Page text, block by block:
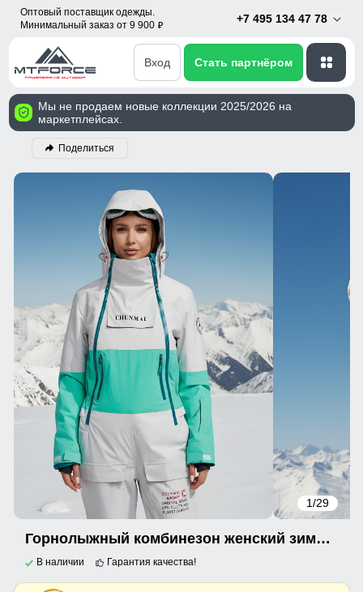
Оптовый поставщик одежды.
Минимальный заказ от 9 900 p
+7 495 134 47 78
Вход Стать партнёром
Мы не продаем новые коллекции 2025/2026 на
маркетплейсах.
Поделиться
1/29
Горнолыжный комбинезон женский зимний зеленого цвета 2320Z
В наличии Гарантия качества!